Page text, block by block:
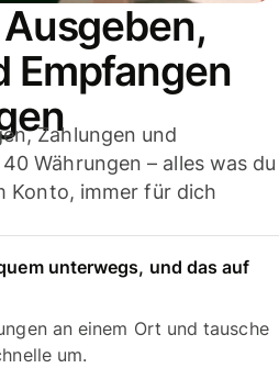
Empfangen
Zahlungen und
Währungen – alles was du
Konto, immer für dich
unterwegs, und das auf
an einem Ort und tausche
um.